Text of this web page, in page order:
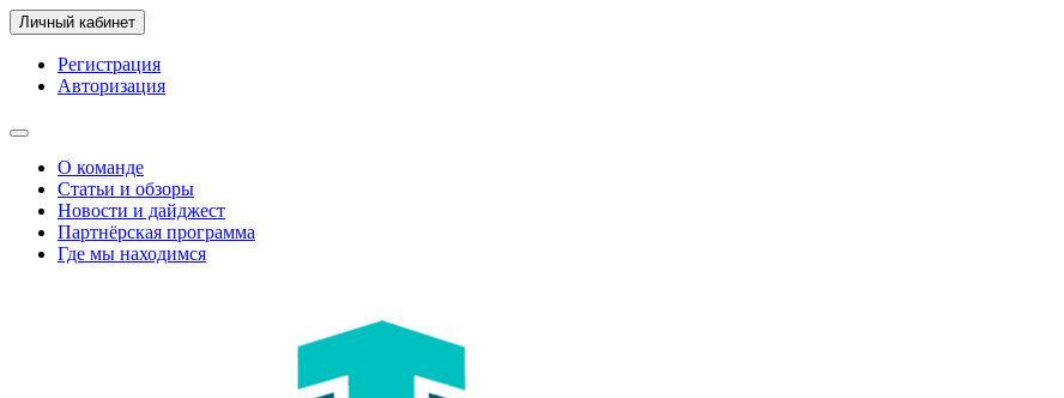
Личный кабинет
Регистрация
Авторизация
О команде
Статьи и обзоры
Новости и дайджест
Партнёрская программа
Где мы находимся